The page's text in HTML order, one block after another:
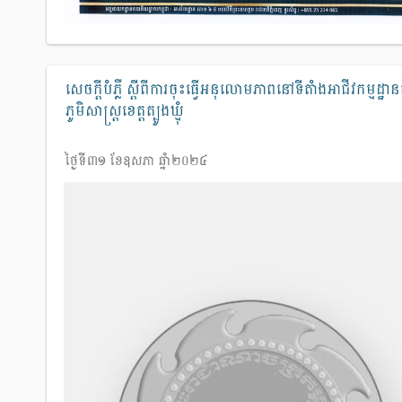
សេចក្ដីបំភ្លឺ ស្ដីពីការចុះធ្វើអនុលោមភាពនៅទីតាំងអាជីវកម្មដ្ឋាន
ភូមិសាស្ត្រខេត្តត្បូងឃ្មុំ
ថ្ងៃទី៣១ ខែឧសភា ឆ្នាំ២០២៤